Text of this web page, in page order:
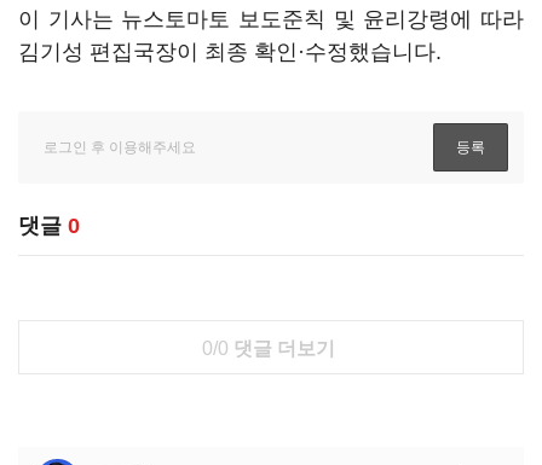
이 기사는 뉴스토마토 보도준칙 및 윤리강령에 따라
김기성 편집국장이 최종 확인·수정했습니다.
댓글 0
0/0 댓글 더보기